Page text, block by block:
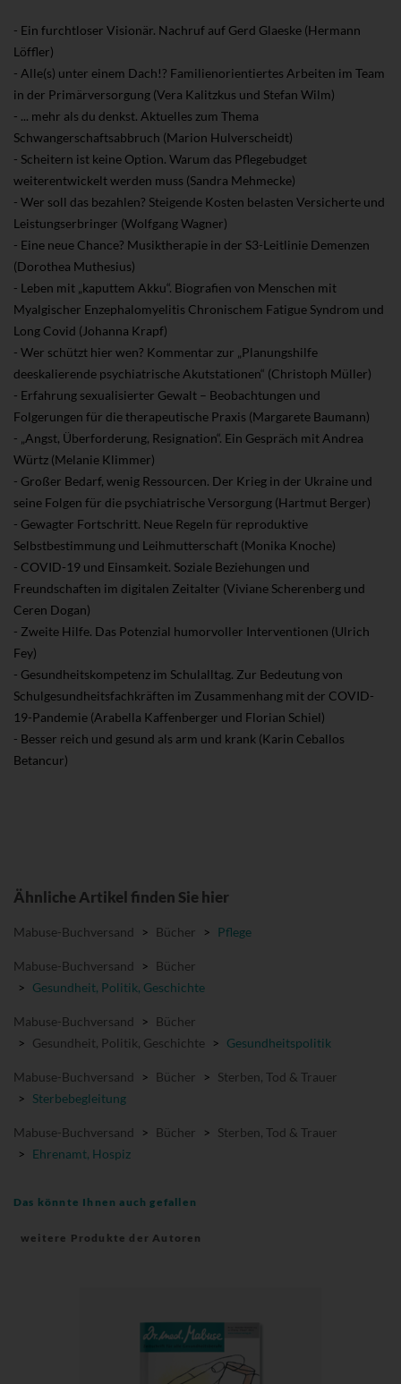
- Ein furchtloser Visionär. Nachruf auf Gerd Glaeske (Hermann
Löffler)
- Alle(s) unter einem Dach!? Familienorientiertes Arbeiten im Team
in der Primärversorgung (Vera Kalitzkus und Stefan Wilm)
- ... mehr als du denkst. Aktuelles zum Thema
Schwangerschaftsabbruch (Marion Hulverscheidt)
- Scheitern ist keine Option. Warum das Pflegebudget
weiterentwickelt werden muss (Sandra Mehmecke)
- Wer soll das bezahlen? Steigende Kosten belasten Versicherte und
Leistungserbringer (Wolfgang Wagner)
- Eine neue Chance? Musiktherapie in der S3-Leitlinie Demenzen
(Dorothea Muthesius)
- Leben mit „kaputtem Akku“. Biografien von Menschen mit
Myalgischer Enzephalomyelitis Chronischem Fatigue Syndrom und
Long Covid (Johanna Krapf)
- Wer schützt hier wen? Kommentar zur „Planungshilfe
deeskalierende psychiatrische Akutstationen“ (Christoph Müller)
- Erfahrung sexualisierter Gewalt – Beobachtungen und
Folgerungen für die therapeutische Praxis (Margarete Baumann)
- „Angst, Überforderung, Resignation“. Ein Gespräch mit Andrea
Würtz (Melanie Klimmer)
- Großer Bedarf, wenig Ressourcen. Der Krieg in der Ukraine und
seine Folgen für die psychiatrische Versorgung (Hartmut Berger)
- Gewagter Fortschritt. Neue Regeln für reproduktive
Selbstbestimmung und Leihmutterschaft (Monika Knoche)
- COVID-19 und Einsamkeit. Soziale Beziehungen und
Freundschaften im digitalen Zeitalter (Viviane Scherenberg und
Ceren Dogan)
- Zweite Hilfe. Das Potenzial humorvoller Interventionen (Ulrich
Fey)
- Gesundheitskompetenz im Schulalltag. Zur Bedeutung von
Schulgesundheitsfachkräften im Zusammenhang mit der COVID-
19-Pandemie (Arabella Kaffenberger und Florian Schiel)
- Besser reich und gesund als arm und krank (Karin Ceballos
Betancur)
Ähnliche Artikel finden Sie hier
Mabuse-Buchversand > Bücher > Pflege
Mabuse-Buchversand > Bücher
> Gesundheit, Politik, Geschichte
Mabuse-Buchversand > Bücher
> Gesundheit, Politik, Geschichte > Gesundheitspolitik
Mabuse-Buchversand > Bücher > Sterben, Tod & Trauer
> Sterbebegleitung
Mabuse-Buchversand > Bücher > Sterben, Tod & Trauer
> Ehrenamt, Hospiz
Das könnte Ihnen auch gefallen
weitere Produkte der Autoren